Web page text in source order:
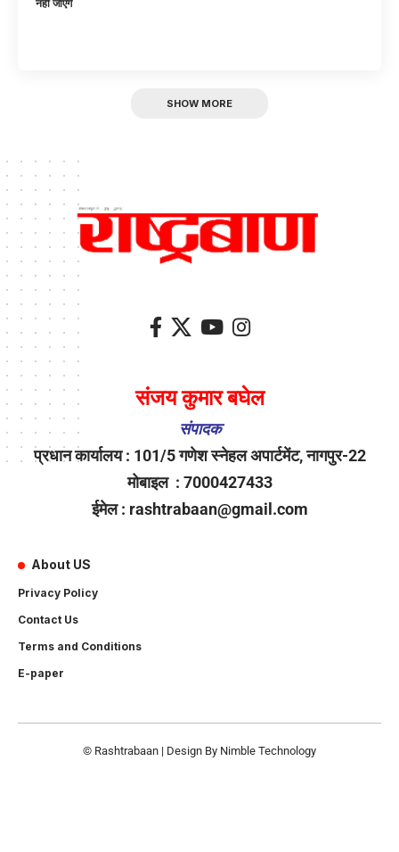
नहीं जाएंगे
SHOW MORE
संजय कुमार बघेल
संपादक
प्रधान कार्यालय : 101/5 गणेश स्नेहल अपार्टमेंट, नागपुर-22
मोबाइल : 7000427433
ईमेल : rashtrabaan@gmail.com
About US
Privacy Policy
Contact Us
Terms and Conditions
E-paper
© Rashtrabaan | Design By Nimble Technology